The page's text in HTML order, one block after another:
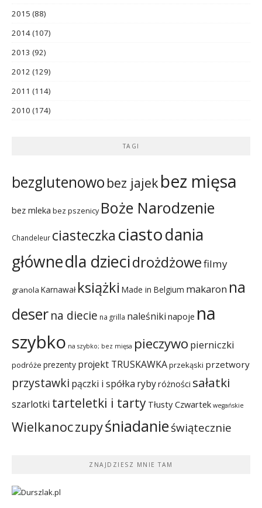
2015 (88)
2014(107)
2013 (92)
2012 (129)
2011 (114)
2010 (174)
TAGI
bezglutenowo bez jajekbez mięsa
bez mleka bez pszenicy Boże Narodzenie
Chandeleur ciasteczka ciastodania
głównedla dziecidrożdżowefilmy
granola Karnawał książki Made in Belgium makaron na
deserna diecie na grilla naleśniki napoje na
szybko na szybko; bez mięsa pieczywo pierniczki
podróże prezenty projekt TRUSKAWKAprzekąski przetwory
przystawki pączki i spółka rybyróżności sałatki
szarlotki tarteletki i tarty Tłusty Czwartek wegańskie
Wielkanoczupyśniadanieświątecznie
ZNAJDZIESZ MNIE TAM